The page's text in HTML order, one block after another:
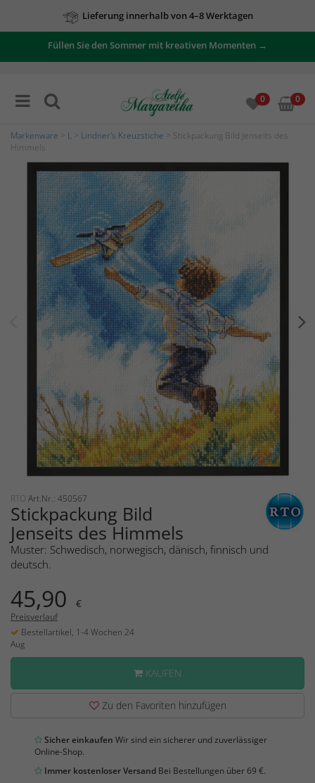
Lieferung innerhalb von 4–8 Werktagen
Füllen Sie den Sommer mit kreativen Momenten →
0 0
Markenware L Lindner's Kreuzstiche > Stickpackung Bild Jenseits des
Himmels
RTO Art.Nr.: 450567
Stickpackung Bild
Jenseits des Himmels
Muster: Schwedisch, norwegisch, dänisch, finnisch und
deutsch.
45,90 €
Preisverlauf
Bestellartikel, 1-4 Wochen 24
Aug
KAUFEN
Zu den Favoriten hinzufügen
Sicher einkaufen Wir sind ein sicherer und zuverlässiger
Online-Shop.
Immer kostenloser Versand Bei Bestellungen über 69 €.